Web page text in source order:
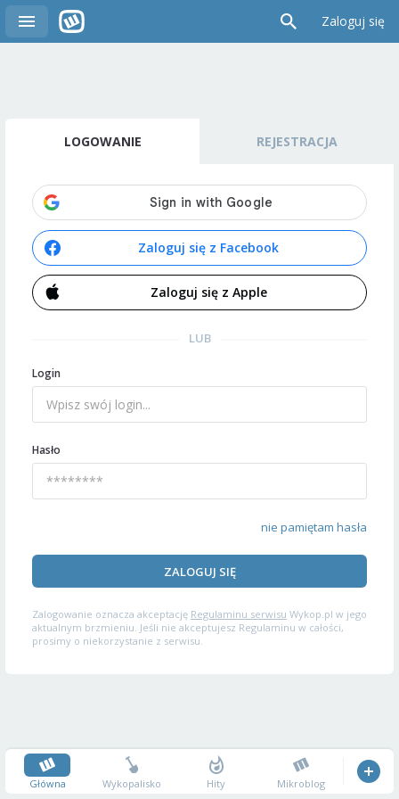
Zaloguj się
LOGOWANIE REJESTRACJA
Zaloguj się z Facebook
Zaloguj się z Apple
LUB
Login
Hasło
nie pamiętam hasła
ZALOGUJ SIĘ
Zalogowanie oznacza akceptację Regulaminu serwisu Wykop.pl w jego
aktualnym brzmieniu. Jeśli nie akceptujesz Regulaminu w całości,
prosimy o niekorzystanie z serwisu.
Główna Wykopalisko Hity Mikroblog